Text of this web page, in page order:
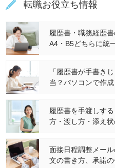
転職お役立ち情報
履歴書・職務経歴
A4・B5どちらに統
「履歴書が手書き
当？パソコンで作
履歴書を手渡しす
方・渡し方・添え
面接日程調整メー
文の書き方、承諾